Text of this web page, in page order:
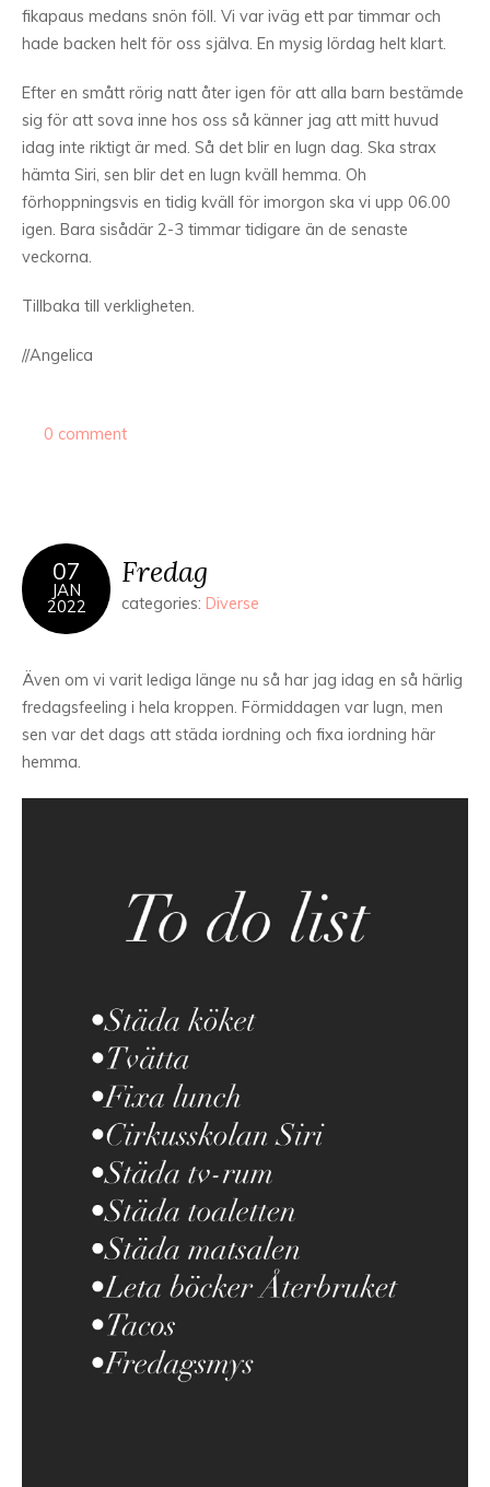
fikapaus medans snön föll. Vi var iväg ett par timmar och
hade backen helt för oss själva. En mysig lördag helt klart.
Efter en smått rörig natt åter igen för att alla barn bestämde
sig för att sova inne hos oss så känner jag att mitt huvud
idag inte riktigt är med. Så det blir en lugn dag. Ska strax
hämta Siri, sen blir det en lugn kväll hemma. Oh
förhoppningsvis en tidig kväll för imorgon ska vi upp 06.00
igen. Bara sisådär 2-3 timmar tidigare än de senaste
veckorna.
Tillbaka till verkligheten.
//Angelica
0 comment
07
JAN
2022
Fredag
categories: Diverse
Även om vi varit lediga länge nu så har jag idag en så härlig
fredagsfeeling i hela kroppen. Förmiddagen var lugn, men
sen var det dags att städa iordning och fixa iordning här
hemma.